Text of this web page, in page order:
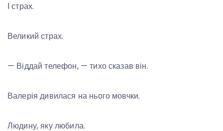
І страх.
Великий страх.
— Віддай телефон, — тихо сказав він.
Валерія дивилася на нього мовчки.
Людину, яку любила.